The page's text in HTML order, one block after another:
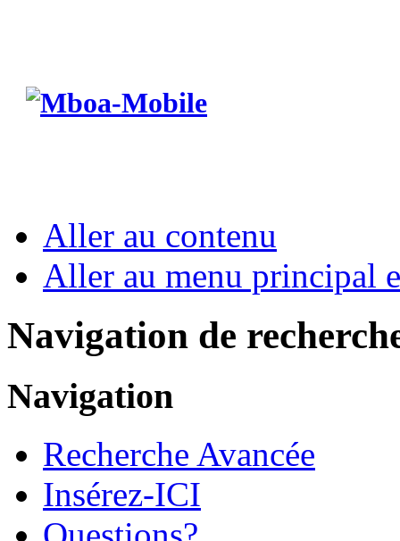
Aller au contenu
Aller au menu principal
Navigation de
Navigation
Recherche Avancée
Insérez-ICI